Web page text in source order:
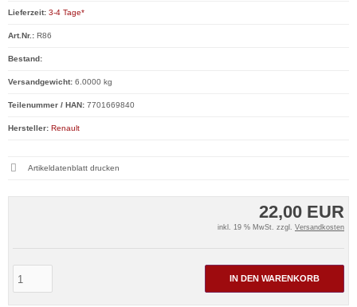
22,00 EUR
inkl. 19 % MwSt. zzgl. Versandkosten
IN DEN WARENKORB
Lieferzeit: 3-4 Tage*
Art.Nr.: R86
Bestand:
Versandgewicht: 6.0000 kg
Teilenummer / HAN: 7701669840
Hersteller: Renault
Artikeldatenblatt drucken